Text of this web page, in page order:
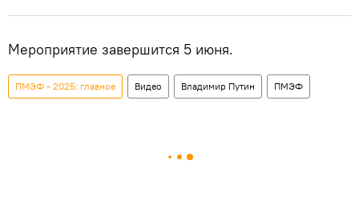
Мероприятие завершится 5 июня.
ПМЭФ - 2025: главное Видео Владимир Путин ПМЭФ